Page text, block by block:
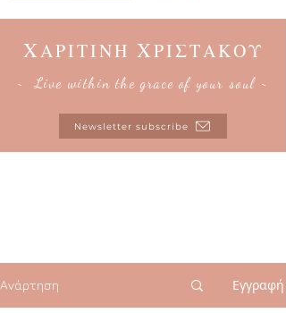
ΧΑΡΙΤΙΝΗ ΧΡΙΣΤΑΚΟΥ
~ Live within the grace of your soul ~
Newsletter subscribe
Ανάρτηση Εγγραφή